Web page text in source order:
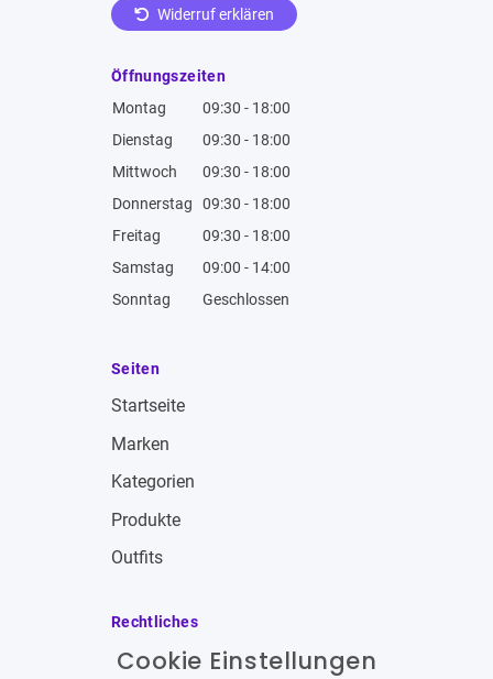
Widerruf erklären
Öffnungszeiten
Montag
09:30 - 18:00
Dienstag
09:30 - 18:00
Mittwoch
09:30 - 18:00
Donnerstag
09:30 - 18:00
Freitag
09:30 - 18:00
Samstag
09:00 - 14:00
Sonntag
Geschlossen
Seiten
Startseite
Marken
Kategorien
Produkte
Outfits
Rechtliches
Impressum
Cookie Einstellungen